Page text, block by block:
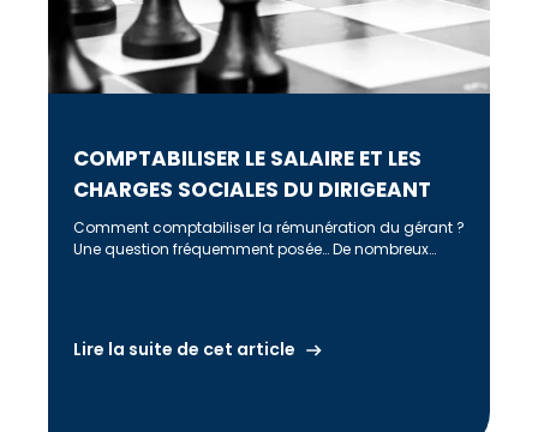
COMPTABILISER LE SALAIRE ET LES
CHARGES SOCIALES DU DIRIGEANT
Comment comptabiliser la rémunération du gérant ?
Une question fréquemment posée… De nombreux
Lire la suite de cet article